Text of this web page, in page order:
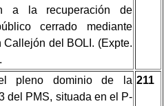
a la recuperación de
cerrado mediante
Callejón del BOLI. (Expte.
pleno dominio de la
del PMS, situada en el P-
211